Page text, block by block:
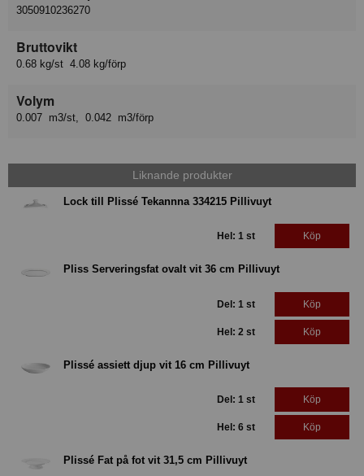
3050910236270
Bruttovikt
0.68 kg/st 4.08 kg/förp
Volym
0.007 m3/st, 0.042 m3/förp
Liknande produkter
Lock till Plissé Tekannna 334215 Pillivuyt
Hel: 1 st Köp
Pliss Serveringsfat ovalt vit 36 cm Pillivuyt
Del: 1 st Köp
Hel: 2 st Köp
Plissé assiett djup vit 16 cm Pillivuyt
Del: 1 st Köp
Hel: 6 st Köp
Plissé Fat på fot vit 31,5 cm Pillivuyt